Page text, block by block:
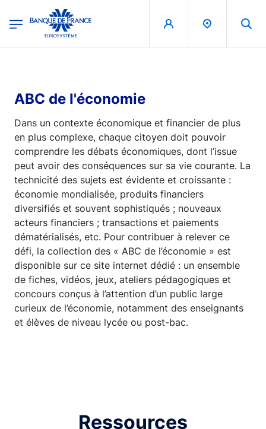
Banque de France - Menu Principal
ABC de l'économie
Dans un contexte économique et financier de plus
en plus complexe, chaque citoyen doit pouvoir
comprendre les débats économiques, dont l’issue
peut avoir des conséquences sur sa vie courante. La
technicité des sujets est évidente et croissante :
économie mondialisée, produits financiers
diversifiés et souvent sophistiqués ; nouveaux
acteurs financiers ; transactions et paiements
dématérialisés, etc. Pour contribuer à relever ce
défi, la collection des « ABC de l’économie » est
disponible sur ce site internet dédié : un ensemble
de fiches, vidéos, jeux, ateliers pédagogiques et
concours conçus à l’attention d’un public large
curieux de l’économie, notamment des enseignants
et élèves de niveau lycée ou post-bac.
Ressources